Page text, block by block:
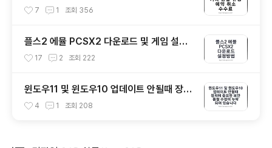
7 1 조회 356
플스2 에뮬 PCSX2 다운로드 및 게임 설정
방법 - PS2 세이브파일 및 최적화
17 2 조회 222
윈도우11 및 윈도우10 업데이트 안될때 장치
에 중요한 보안 및 품질 수정이 누락되어 있습
4 1 조회 208